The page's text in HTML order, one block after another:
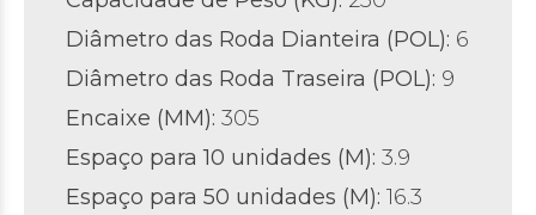
Diâmetro das Roda Dianteira (POL): 6
Diâmetro das Roda Traseira (POL): 9
Encaixe (MM): 305
Espaço para 10 unidades (M): 3.9
Espaço para 50 unidades (M): 16.3